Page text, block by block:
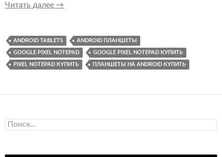
Читать далее Google делится своим видением будущего
→
ANDROID TABLETS ANDROID ПЛАНШЕТЫ
GOOGLE PIXEL NOTEPAD GOOGLE PIXEL NOTEPAD КУПИТЬ
PIXEL NOTEPAD КУПИТЬ ПЛАНШЕТЫ НА ANDROID КУПИТЬ
Найти: